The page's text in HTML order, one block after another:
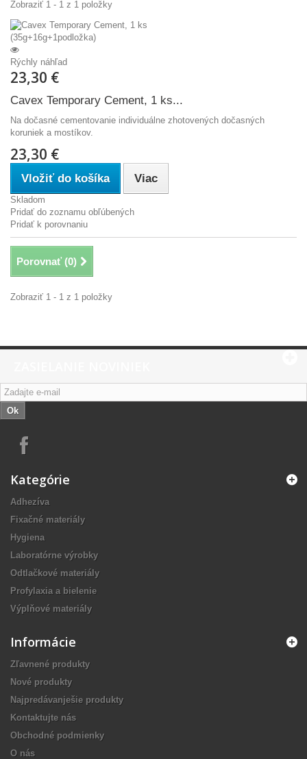
Zobraziť 1 - 1 z 1 položky
Rýchly náhľad
23,30 €
Cavex Temporary Cement, 1 ks...
Na dočasné cementovanie individuálne zhotovených dočasných
koruniek a mostíkov.
23,30 €
Vložiť do košíka Viac
Skladom
Pridať do zoznamu obľúbených
Pridať k porovnaniu
Porovnať (0)
Zobraziť 1 - 1 z 1 položky
Ok
Kategórie
Adhezíva
Fixačné materiály
Hygiena
Laboratórne výrobky
Odtlačkové materiály
Profylaxia a bielenie
Výplňové materiály
Informácie
Zľavnené produkty
Nové produkty
Najpredávanješie produkty
Kontaktujte nás
Obchodné podmienky
O nás